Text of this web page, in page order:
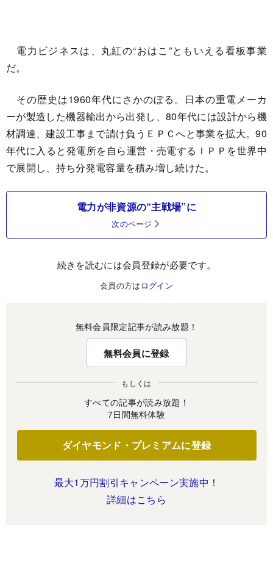
電力ビジネスは、丸紅の“おはこ”ともいえる看板事業
だ。
その歴史は1960年代にさかのぼる。日本の重電メーカ
ーが製造した機器輸出から出発し、80年代には設計から機
材調達、建設工事まで請け負うＥＰＣへと事業を拡大。90
年代に入ると発電所を自ら運営・売電するＩＰＰを世界中
で展開し、持ち分発電容量を積み増し続けた。
電力が非資源の“主戦場”に
次のページ
続きを読むには会員登録が必要です。
会員の方は ログイン
無料会員限定記事が読み放題！
無料会員に登録
もしくは
すべての記事が読み放題！
7日間無料体験
ダイヤモンド・プレミアムに登録
最大1万円割引キャンペーン実施中！
詳細はこちら